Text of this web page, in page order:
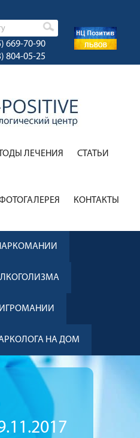
669-70-90
804-05-25
ЛЕЧЕНИЯ CТАТЬИ
КОНТАКТЫ
НА ДОМ